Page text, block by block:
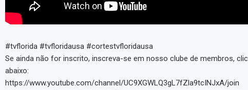
#tvflorida #tvfloridausa #cortestvfloridausa
Se ainda não for inscrito, inscreva-se em nosso clube de membros,
abaixo:
https://www.youtube.com/channel/UC9XGWLQ3gL7fZla9tcINJxA/join